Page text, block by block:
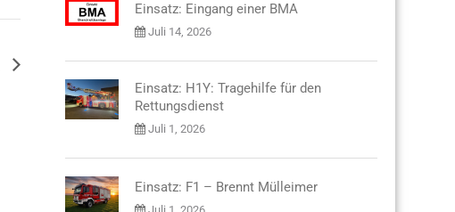
Einsatz: Eingang einer BMA
Juli 14, 2026
Einsatz: H1Y: Tragehilfe für den
Rettungsdienst
Juli 1, 2026
Einsatz: F1 – Brennt Mülleimer